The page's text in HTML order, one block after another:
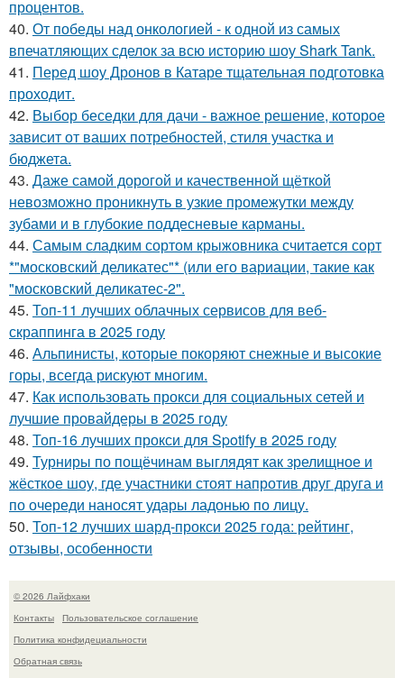
процентов.
40. От победы над онкологией - к одной из самых
впечатляющих сделок за всю историю шоу Shark Tank.
41. Перед шоу Дронов в Катаре тщательная подготовка
проходит.
42. Выбор беседки для дачи - важное решение, которое
зависит от ваших потребностей, стиля участка и
бюджета.
43. Даже самой дорогой и качественной щёткой
невозможно проникнуть в узкие промежутки между
зубами и в глубокие поддесневые карманы.
44. Самым сладким сортом крыжовника считается сорт
*"московский деликатес"* (или его вариации, такие как
"московский деликатес-2".
45. Топ-11 лучших облачных сервисов для веб-
скраппинга в 2025 году
46. Альпинисты, которые покоряют снежные и высокие
горы, всегда рискуют многим.
47. Как использовать прокси для социальных сетей и
лучшие провайдеры в 2025 году
48. Топ-16 лучших прокси для Spotify в 2025 году
49. Турниры по пощёчинам выглядят как зрелищное и
жёсткое шоу, где участники стоят напротив друг друга и
по очереди наносят удары ладонью по лицу.
50. Топ-12 лучших шард-прокси 2025 года: рейтинг,
отзывы, особенности
© 2026 Лайфхаки
Контакты
Пользовательское соглашение
Политика конфидециальности
Обратная связь